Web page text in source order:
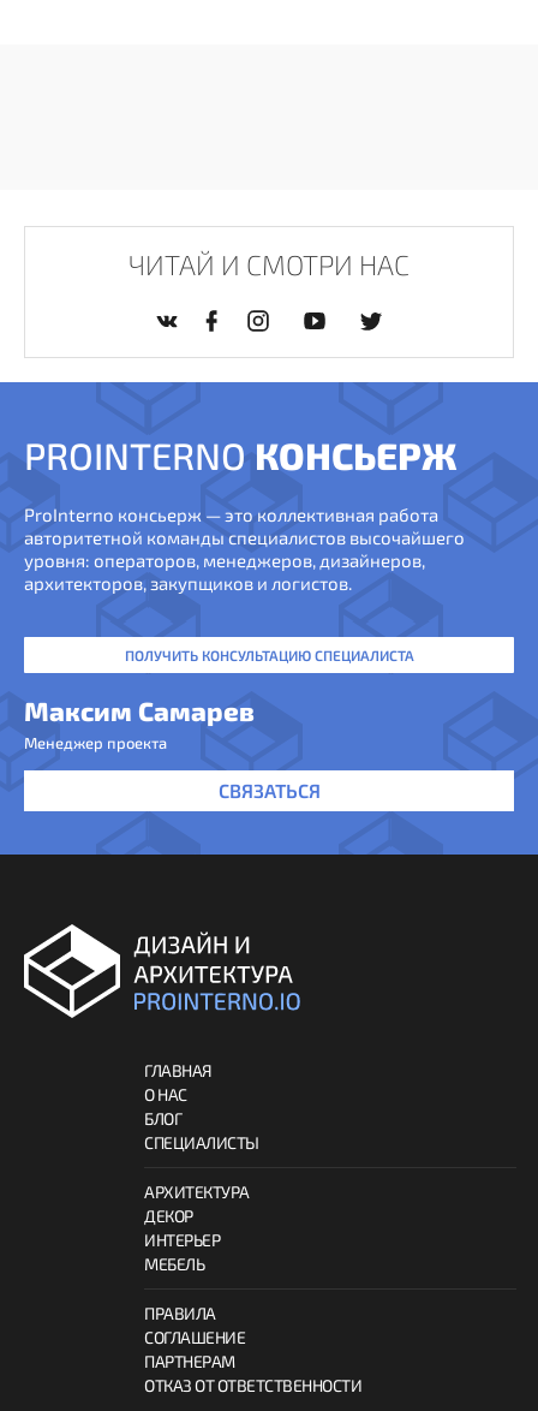
ЧИТАЙ И СМОТРИ НАС
PROINTERNO КОНСЬЕРЖ
ProInterno консьерж — это коллективная работа
авторитетной команды специалистов высочайшего
уровня: операторов, менеджеров, дизайнеров,
архитекторов, закупщиков и логистов.
ПОЛУЧИТЬ КОНСУЛЬТАЦИЮ СПЕЦИАЛИСТА
Максим Самарев
Менеджер проекта
СВЯЗАТЬСЯ
ГЛАВНАЯ
О НАС
БЛОГ
СПЕЦИАЛИСТЫ
АРХИТЕКТУРА
ДЕКОР
ИНТЕРЬЕР
МЕБЕЛЬ
ПРАВИЛА
СОГЛАШЕНИЕ
ПАРТНЕРАМ
ОТКАЗ ОТ ОТВЕТСТВЕННОСТИ